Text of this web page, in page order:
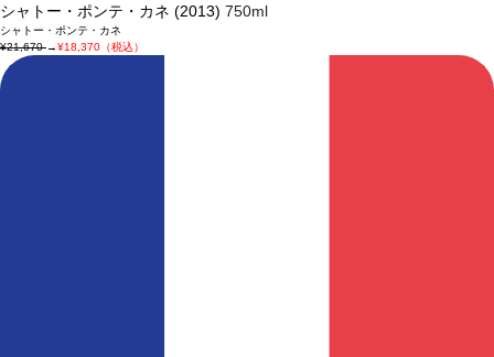
シャトー・ポンテ・カネ (2013) 750ml
シャトー・ポンテ・カネ
¥21,670→¥18,370（税込）